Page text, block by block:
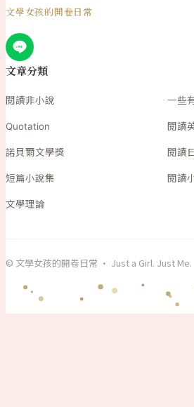
文學女孩的開卷日常
文章分類
閱讀非小說 一些
Quotation 閱讀
諾貝爾文學獎 閱讀
短篇小說集 閱讀
文學理論
© 文學女孩的開卷日常 · Just a Girl. Just Me.